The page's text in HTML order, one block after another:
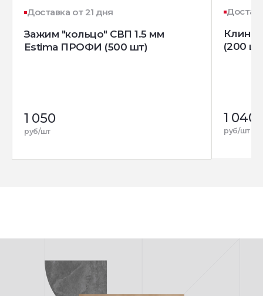
Доставка от 21 дня
Зажим "кольцо" СВП 1.5 мм
Estima ПРОФИ (500 шт)
1 050
руб/шт
Клин
(200
1 040
руб/шт